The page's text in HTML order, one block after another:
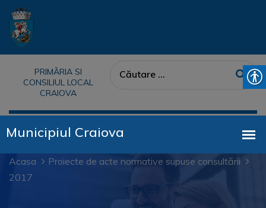
PRIMĂRIA SI
CONSILIUL LOCAL
CRAIOVA
Acasa
Proiecte de acte normative supuse consultării
2017